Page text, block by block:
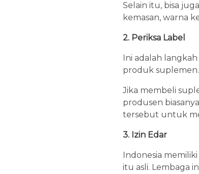
Selain itu, bisa
kemasan, warna
2. Periksa Label
Ini adalah
produk
Jika membeli
produsen
tersebut untuk
3. Izin Edar
Indonesia
itu asli. Lembaga